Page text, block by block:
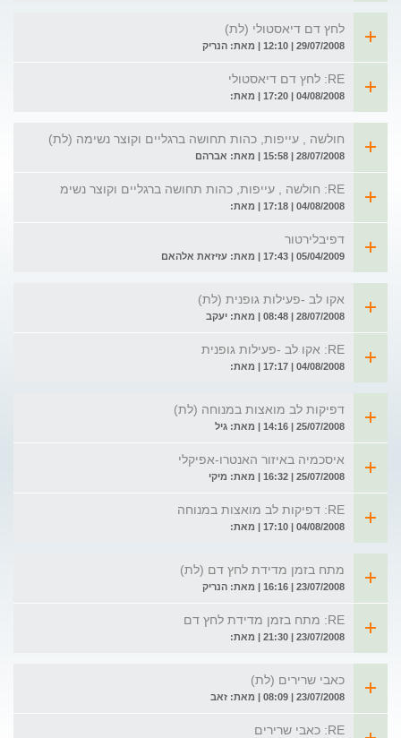
לחץ דם דיאסטולי (לת)
29/07/2008 | 12:10 | מאת: הנריק
RE: לחץ דם דיאסטולי
04/08/2008 | 17:20 | מאת:
חולשה , עייפות, כהות תחושה ברגליים וקוצר נשימה (לת)
28/07/2008 | 15:58 | מאת: אברהם
RE: חולשה , עייפות, כהות תחושה ברגליים וקוצר נשימ
04/08/2008 | 17:18 | מאת:
דפיבלירטור
05/04/2009 | 17:43 | מאת: עזיזאת אלהאם
אקו לב -פעילות גופנית (לת)
28/07/2008 | 08:48 | מאת: יעקב
RE: אקו לב -פעילות גופנית
04/08/2008 | 17:17 | מאת:
דפיקות לב מואצות במנוחה (לת)
25/07/2008 | 14:16 | מאת: גיל
איסכמיה באיזור האנטרו-אפיקלי
25/07/2008 | 16:32 | מאת: מיקי
RE: דפיקות לב מואצות במנוחה
04/08/2008 | 17:10 | מאת:
מתח בזמן מדידת לחץ דם (לת)
23/07/2008 | 16:16 | מאת: הנריק
RE: מתח בזמן מדידת לחץ דם
23/07/2008 | 21:30 | מאת:
כאבי שרירים (לת)
23/07/2008 | 08:09 | מאת: זאב
RE: כאבי שרירים